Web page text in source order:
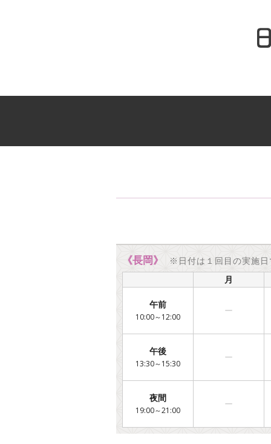
《長岡》
※日付は１回目の実施日
月
午前
10:00～12:00
ー
午後
13:30～15:30
ー
夜間
19:00～21:00
ー